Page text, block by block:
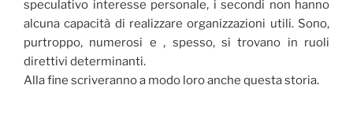
speculativo interesse personale, i secondi non hanno
alcuna capacità di realizzare organizzazioni utili. Sono,
purtroppo, numerosi e , spesso, si trovano in ruoli
direttivi determinanti.
Alla fine scriveranno a modo loro anche questa storia.